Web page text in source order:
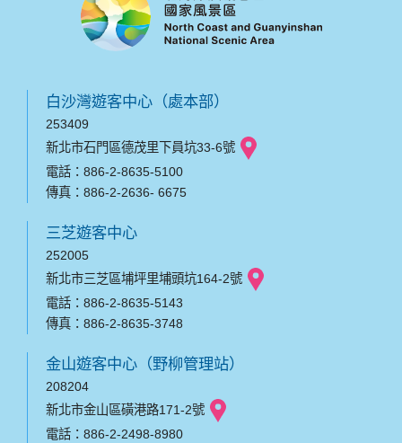
白沙灣遊客中心（處本部）
253409
新北市石門區德茂里下員坑33-6號
電話：886-2-8635-5100
傳真：886-2-2636- 6675
三芝遊客中心
252005
新北市三芝區埔坪里埔頭坑164-2號
電話：886-2-8635-5143
傳真：886-2-8635-3748
金山遊客中心（野柳管理站）
208204
新北市金山區磺港路171-2號
電話：886-2-2498-8980